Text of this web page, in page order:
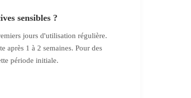
sensibles ?
jours d'utilisation régulière.
après 1 à 2 semaines. Pour des
période initiale.